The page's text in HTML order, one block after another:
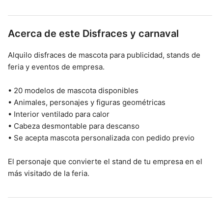
Acerca de este Disfraces y carnaval
Alquilo disfraces de mascota para publicidad, stands de
feria y eventos de empresa.
• 20 modelos de mascota disponibles
• Animales, personajes y figuras geométricas
• Interior ventilado para calor
• Cabeza desmontable para descanso
• Se acepta mascota personalizada con pedido previo
El personaje que convierte el stand de tu empresa en el
más visitado de la feria.